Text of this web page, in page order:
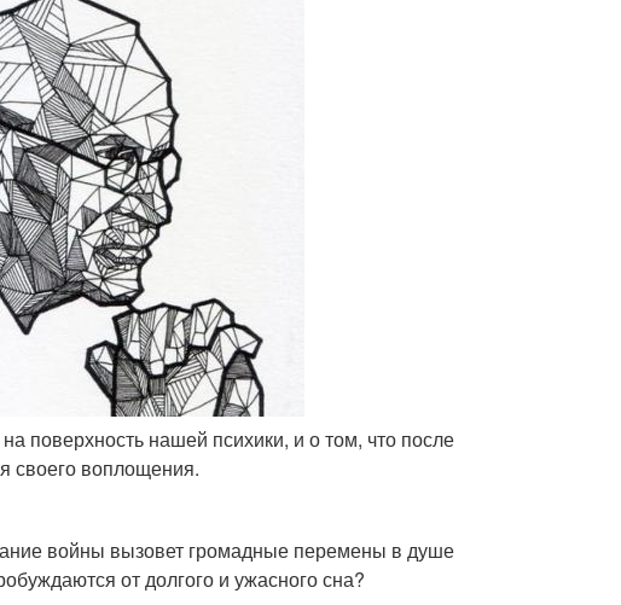
поверхность нашей психики, и о том, что после
своего воплощения.
войны вызовет громадные перемены в душе
от долгого и ужасного сна?